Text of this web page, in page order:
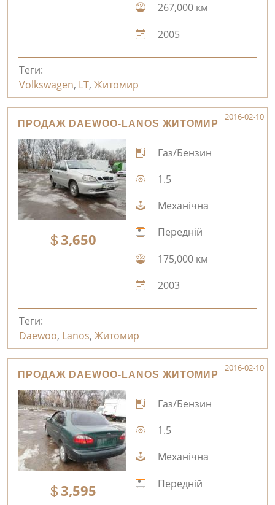
267,000 км
2005
Теги:
Volkswagen, LT, Житомир
ПРОДАЖ DAEWOO-LANOS ЖИТОМИР
2016-02-10
3,650
Газ/Бензин
1.5
Механічна
Передній
175,000 км
2003
Теги:
Daewoo, Lanos, Житомир
ПРОДАЖ DAEWOO-LANOS ЖИТОМИР
2016-02-10
3,595
Газ/Бензин
1.5
Механічна
Передній